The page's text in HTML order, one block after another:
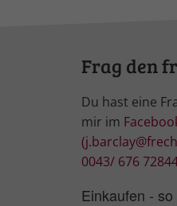
Frag den
Du hast eine
mir im
0043/ 676
Einkaufen -